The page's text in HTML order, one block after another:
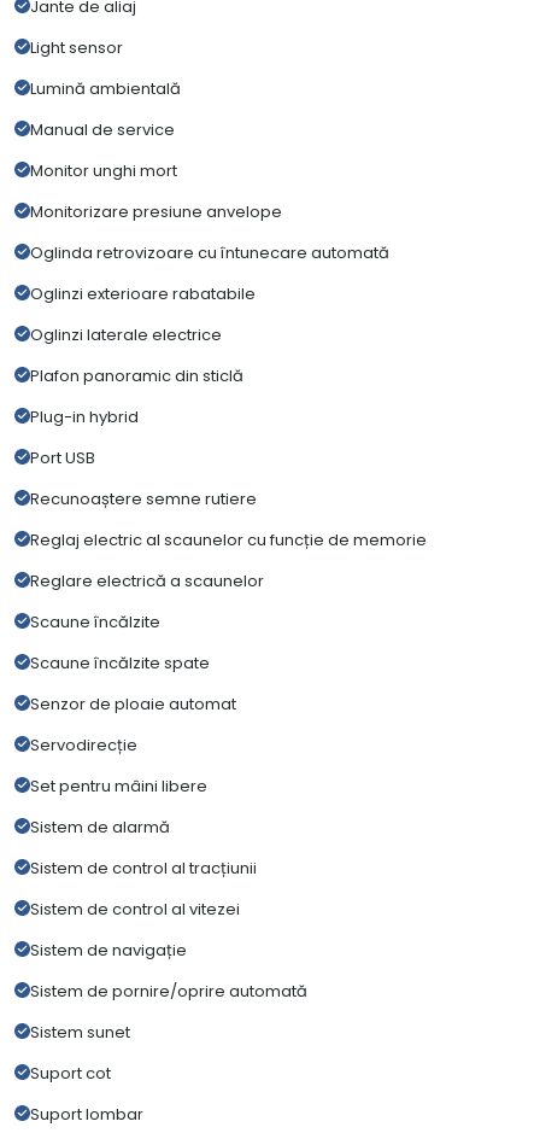
Jante de aliaj
Light sensor
Lumină ambientală
Manual de service
Monitor unghi mort
Monitorizare presiune anvelope
Oglinda retrovizoare cu întunecare automată
Oglinzi exterioare rabatabile
Oglinzi laterale electrice
Plafon panoramic din sticlă
Plug-in hybrid
Port USB
Recunoaștere semne rutiere
Reglaj electric al scaunelor cu funcție de memorie
Reglare electrică a scaunelor
Scaune încălzite
Scaune încălzite spate
Senzor de ploaie automat
Servodirecție
Set pentru mâini libere
Sistem de alarmă
Sistem de control al tracțiunii
Sistem de control al vitezei
Sistem de navigație
Sistem de pornire/oprire automată
Sistem sunet
Suport cot
Suport lombar